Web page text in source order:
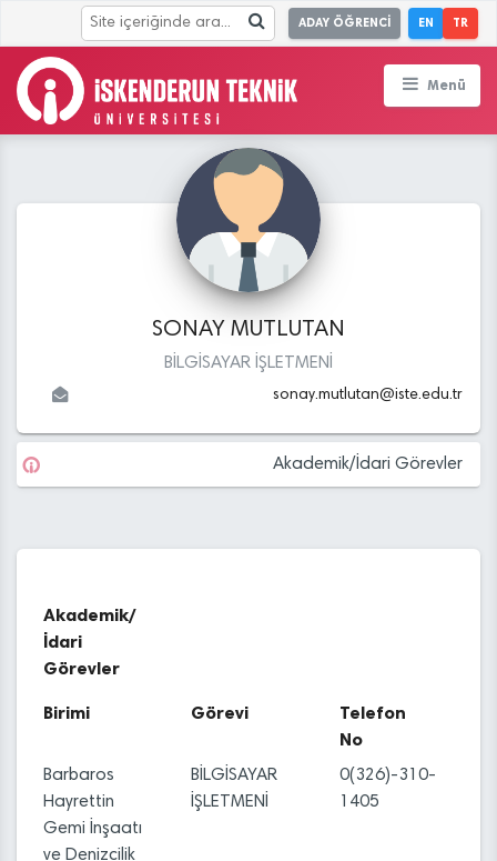
ADAY ÖĞRENCİ EN TR
Menü
SONAY MUTLUTAN
BİLGİSAYAR İŞLETMENİ
sonay.mutlutan@iste.edu.tr
Akademik/İdari Görevler
Akademik/
İdari
Görevler
Birimi Görevi
Telefon
No
Barbaros
Hayrettin
Gemi İnşaatı
ve Denizcilik
BİLGİSAYAR
İŞLETMENİ
0(326)-310-
1405